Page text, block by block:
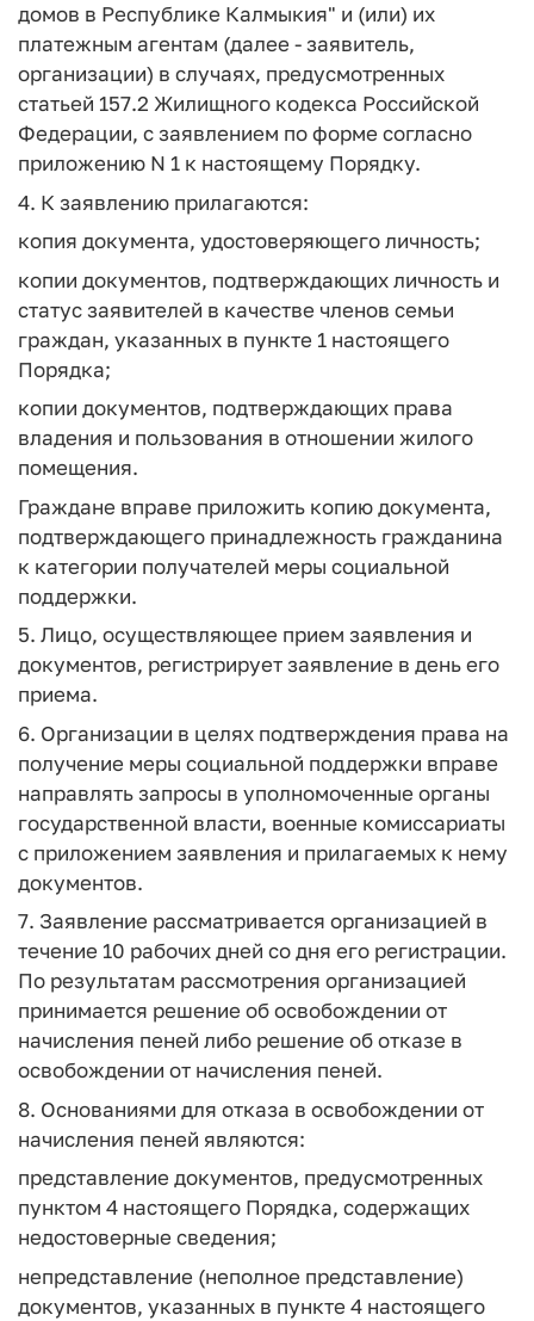
домов в Республике Калмыкия" и (или) их
платежным агентам (далее - заявитель,
организации) в случаях, предусмотренных
статьей 157.2 Жилищного кодекса Российской
Федерации, с заявлением по форме согласно
приложению N 1 к настоящему Порядку.
4. К заявлению прилагаются:
копия документа, удостоверяющего личность;
копии документов, подтверждающих личность и
статус заявителей в качестве членов семьи
граждан, указанных в пункте 1 настоящего
Порядка;
копии документов, подтверждающих права
владения и пользования в отношении жилого
помещения.
Граждане вправе приложить копию документа,
подтверждающего принадлежность гражданина
к категории получателей меры социальной
поддержки.
5. Лицо, осуществляющее прием заявления и
документов, регистрирует заявление в день его
приема.
6. Организации в целях подтверждения права на
получение меры социальной поддержки вправе
направлять запросы в уполномоченные органы
государственной власти, военные комиссариаты
с приложением заявления и прилагаемых к нему
документов.
7. Заявление рассматривается организацией в
течение 10 рабочих дней со дня его регистрации.
По результатам рассмотрения организацией
принимается решение об освобождении от
начисления пеней либо решение об отказе в
освобождении от начисления пеней.
8. Основаниями для отказа в освобождении от
начисления пеней являются:
представление документов, предусмотренных
пунктом 4 настоящего Порядка, содержащих
недостоверные сведения;
непредставление (неполное представление)
документов, указанных в пункте 4 настоящего